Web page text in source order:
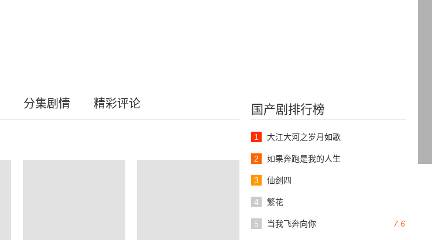
国产剧排行榜
1 大江大河之岁月如歌
2 如果奔跑是我的人生
3 仙剑四
4 繁花
7.6
5 当我飞奔向你
分集剧情 精彩评论